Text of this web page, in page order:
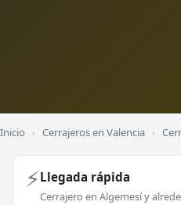
Inicio › Cerrajeros en Valencia ›
⚡Llegada rápida
Cerrajero en Algemesí y